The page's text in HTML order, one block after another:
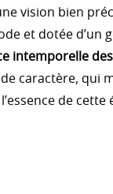
vision bien
et dotée d’un
intemporelle
caractère, qui
de cette